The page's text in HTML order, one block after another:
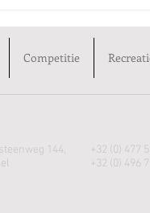
Competitie
144,
+32 (0) 477
+32 (0) 496